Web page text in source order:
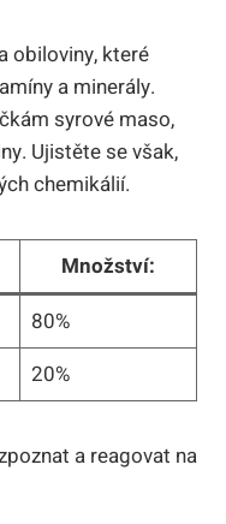
obiloviny, ‍které‍
a minerály.⁤
syrové maso,
Ujistěte se však,
chemikálií.
Množství:
80%
20%